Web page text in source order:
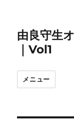
由良守生
｜Vol1
メニュー